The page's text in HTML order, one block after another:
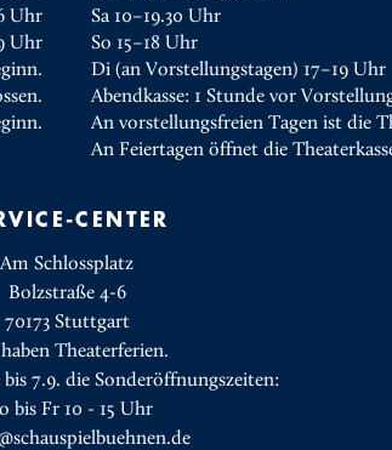
Uhr
Uhr
Sa 10–19.30 Uhr
So 15–18 Uhr
Di (an Vorstellungstagen) 17–19 Uhr
Abendkasse: 1 Stunde vor
An vorstellungsfreien Tagen ist die
An Feiertagen öffnet die
CENTER
Am Schlossplatz
Bolzstraße 4-6
70173 Stuttgart
Theaterferien.
7.9. die Sonderöffnungszeiten:
bis Fr 10 - 15 Uhr